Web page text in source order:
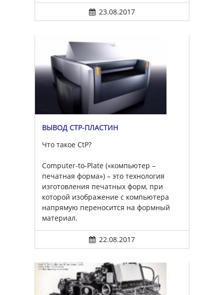
23.08.2017
ВЫВОД CTP-ПЛАСТИН
Что такое CtP?
Computer-to-Plate («компьютер –
печатная форма») – это технология
изготовления печатных форм, при
которой изображение с компьютера
напрямую переносится на формный
материал.
22.08.2017